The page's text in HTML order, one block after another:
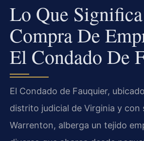
Lo Que
Compra De
El Condado De
El Condado de Fauquier,
distrito judicial de Virginia y con
Warrenton, alberga un tejido